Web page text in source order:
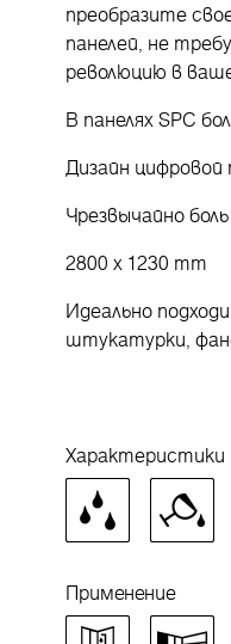
преобразите
панелей, не
революцию в
В панелях SPC
Дизайн
Чрезвычайно
2800 x 1230 mm
Идеально
штукатурки,
Характеристики
Применение